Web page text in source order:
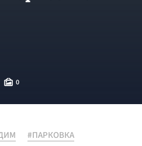
0
#ПАРКОВКА